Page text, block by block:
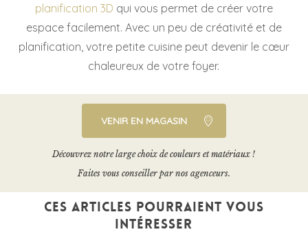
planification 3D qui vous permet de créer votre
espace facilement. Avec un peu de créativité et de
planification, votre petite cuisine peut devenir le cœur
chaleureux de votre foyer.
VENIR EN MAGASIN
Découvrez notre large choix de couleurs et matériaux !
Faites vous conseiller par nos agenceurs.
Ces articles pourraient vous
intéresser